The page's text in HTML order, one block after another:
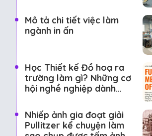
Mô tả chi tiết việc làm
ngành in ấn
Học Thiết kế Đồ hoạ ra
trường làm gì? Những cơ
hội nghề nghiệp dành…
Nhiếp ảnh gia đoạt giải
Pullitzer kể chuyện làm